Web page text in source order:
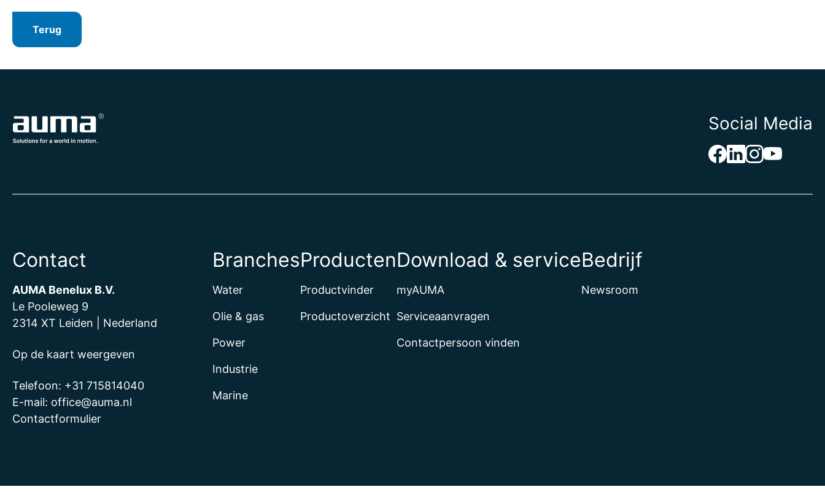
Terug
Social Media
Contact
AUMA Benelux B.V.
Le Pooleweg 9
2314 XT Leiden | Nederland
Op de kaart weergeven
Telefoon: +31 715814040
E-mail: office@auma.nl
Contactformulier
Branches
Water
Olie & gas
Power
Industrie
Marine
Producten
Productvinder
Productoverzicht
Download & service
myAUMA
Serviceaanvragen
Contactpersoon vinden
Bedrijf
Newsroom